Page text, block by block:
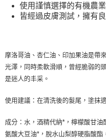
每筆NT$80，滿NT$999(含以上)
離島宅配（澎湖、金門、馬祖、
每筆NT$250，滿NT$3,000(含
免運費
使用謹慎選擇的有機農
皆經過皮膚測試，擁有
摩洛哥油、杏仁油、印加果油是帶
光澤，同時柔軟滑順，曾經脆弱的
是迷人的丰采。
使用建議：在清洗後的髮尾，塗抹
成分：水，酒精代納*，檸檬酸甘
氨酸大豆油*，脫水山梨醇硬脂酸